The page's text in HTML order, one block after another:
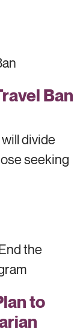
Ban
divide
seeking
to